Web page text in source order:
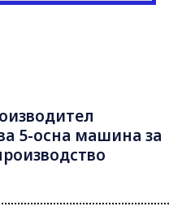
5-осна машина за